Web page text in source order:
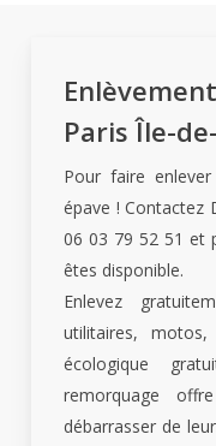
Paris Île-
Pour faire
épave ! Contactez
06 03 79 52 51 et
êtes disponible.
Enlevez
utilitaires,
écologique
remorquage
débarrasser de